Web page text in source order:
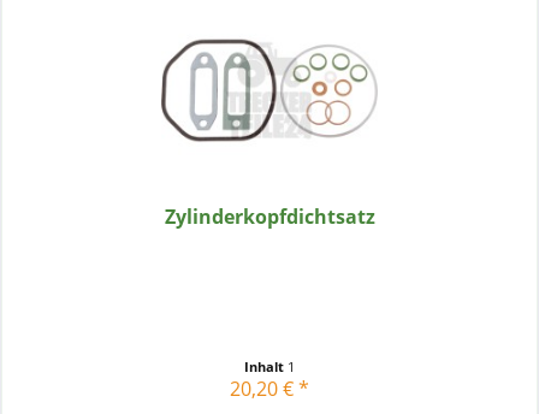
Zylinderkopfdichtsatz
Inhalt 1
20,20 € *